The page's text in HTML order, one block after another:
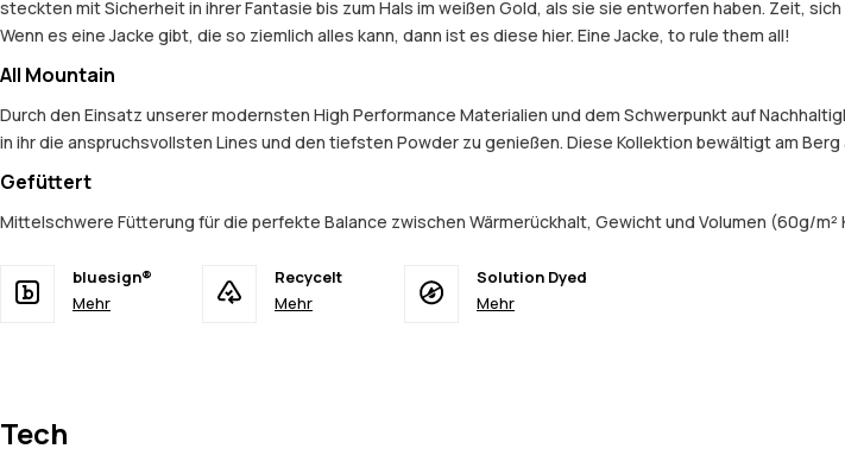
steckten mit Sicherheit in ihrer Fantasie bis zum Hals im weißen Gold, als sie sie entworfen haben. Zeit,
Wenn es eine Jacke gibt, die so ziemlich alles kann, dann ist es diese hier. Eine Jacke, to rule them all!
All Mountain
Durch den Einsatz unserer modernsten High Performance Materialien und dem Schwerpunkt auf
in ihr die anspruchsvollsten Lines und den tiefsten Powder zu genießen. Diese Kollektion bewältigt am
Gefüttert
Mittelschwere Fütterung für die perfekte Balance zwischen Wärmerückhalt, Gewicht und Volumen (60g/m²
bluesign®
Mehr
Recycelt
Mehr
Solution Dyed
Mehr
Tech